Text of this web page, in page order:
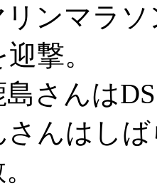
ンマラ
撃。
さんは
んはし